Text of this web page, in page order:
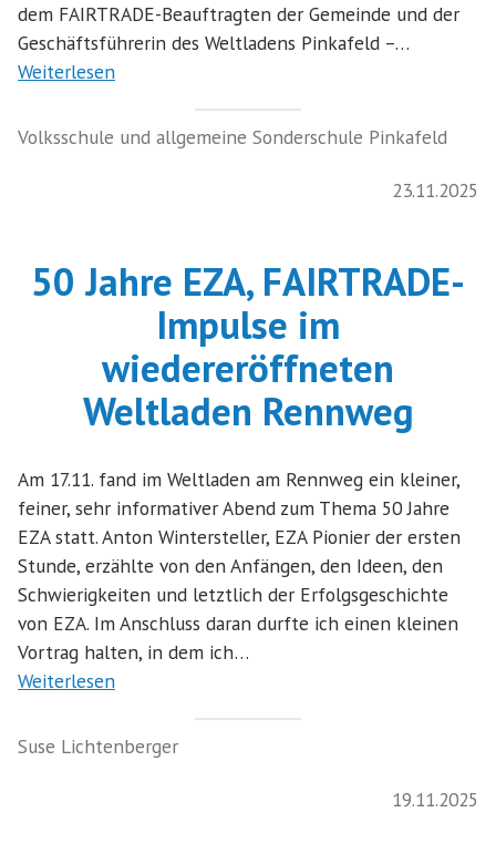
dem FAIRTRADE-Beauftragten der Gemeinde und der
Geschäftsführerin des Weltladens Pinkafeld –…
Weiterlesen
Volksschule und allgemeine Sonderschule Pinkafeld
23.11.2025
50 Jahre EZA, FAIRTRADE-
Impulse im
wiedereröffneten
Weltladen Rennweg
Am 17.11. fand im Weltladen am Rennweg ein kleiner,
feiner, sehr informativer Abend zum Thema 50 Jahre
EZA statt. Anton Wintersteller, EZA Pionier der ersten
Stunde, erzählte von den Anfängen, den Ideen, den
Schwierigkeiten und letztlich der Erfolgsgeschichte
von EZA. Im Anschluss daran durfte ich einen kleinen
Vortrag halten, in dem ich…
Weiterlesen
Suse Lichtenberger
19.11.2025